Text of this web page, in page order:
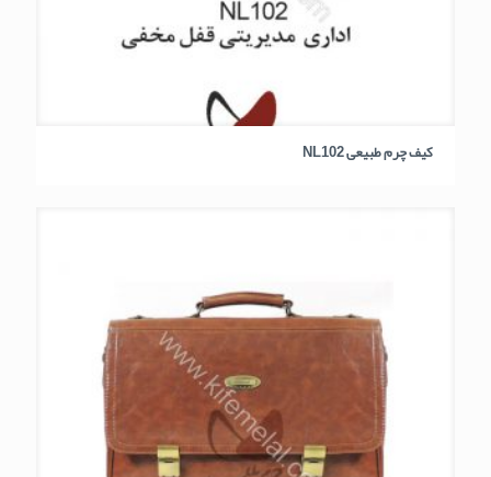
کیف چرم طبیعی NL102